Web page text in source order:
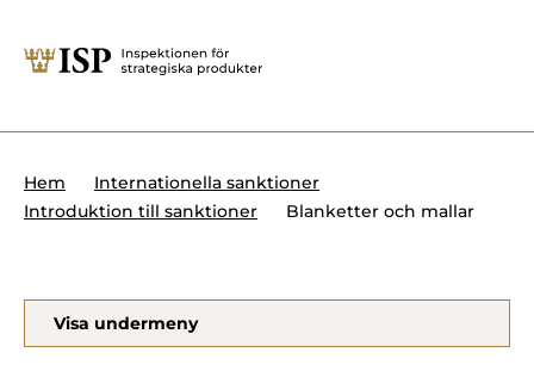
Söktips:
Presskontakt
Krigsmateriel
Produkter med dubbla
Utländska direktinvesteringar
Internationella sanktioner
Hem
Internationella sanktioner
Introduktion till sanktioner
Blanketter och mallar
Visa undermeny